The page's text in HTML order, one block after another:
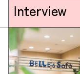
Action list
アクションリスト
Interview